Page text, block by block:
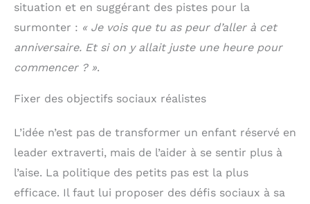
situation et en suggérant des pistes pour la
surmonter : « Je vois que tu as peur d’aller à cet
anniversaire. Et si on y allait juste une heure pour
commencer ? ».
Fixer des objectifs sociaux réalistes
L’idée n’est pas de transformer un enfant réservé en
leader extraverti, mais de l’aider à se sentir plus à
l’aise. La politique des petits pas est la plus
efficace. Il faut lui proposer des défis sociaux à sa